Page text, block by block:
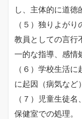
し、主体的に道徳
（５）独りよが
教員としての言行
一的な指導、感情
（６）学校生活
に起因（病気など
（７）児童生徒
保健室での処理。